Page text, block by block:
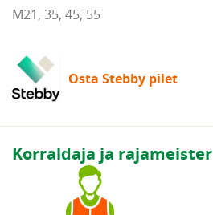
M21, 35, 45, 55
Osta Stebby pilet
Korraldaja ja rajameister